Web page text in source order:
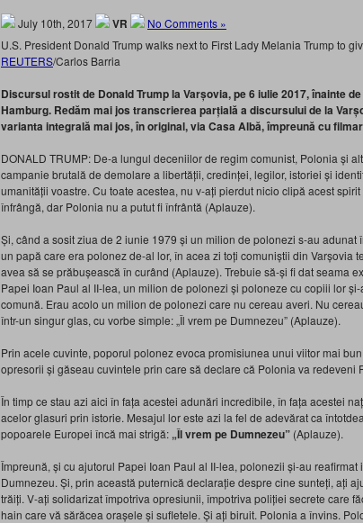
July 10th, 2017 VR
No Comments »
U.S. President Donald Trump walks next to First Lady Melania Trump to
REUTERS/Carlos Barria
Discursul rostit de Donald Trump la Varșovia, pe 6 iulie 2017, înainte
Hamburg. Redăm mai jos transcrierea parțială a discursului de la
varianta integrală mai jos, în original, via Casa Albă, împreună cu
DONALD TRUMP: De-a lungul deceniilor de regim comunist, Polonia și
campanie brutală de demolare a libertății, credinței, legilor, istoriei și
umanității voastre. Cu toate acestea, nu v-ați pierdut nicio clipă acest
înfrângă, dar Polonia nu a putut fi înfrântă (Aplauze).
Și, când a sosit ziua de 2 iunie 1979 și un milion de polonezi s-au adunat
un papă care era polonez de-al lor, în acea zi toți comuniștii din Varșovia
avea să se prăbușească în curând (Aplauze). Trebuie să-și fi dat seama
Papei Ioan Paul al II-lea, un milion de polonezi și poloneze cu copiii lor
comună. Erau acolo un milion de polonezi care nu cereau averi. Nu
într-un singur glas, cu vorbe simple: „Îl vrem pe Dumnezeu” (Aplauze).
Prin acele cuvinte, poporul polonez evoca promisiunea unui viitor mai
opresorii și găseau cuvintele prin care să declare că Polonia va redeveni
În timp ce stau azi aici în fața acestei adunări incredibile, în fața acestei
acelor glasuri prin istorie. Mesajul lor este azi la fel de adevărat ca
popoarele Europei încă mai strigă: „Îl vrem pe Dumnezeu” (Aplauze).
Împreună, și cu ajutorul Papei Ioan Paul al II-lea, polonezii și-au
Dumnezeu. Și, prin această puternică declarație despre cine sunteți, ați
trăiți. V-ați solidarizat împotriva opresiunii, împotriva poliției secrete care
hain care vă sărăcea orașele și sufletele. Și ați biruit. Polonia a învins.